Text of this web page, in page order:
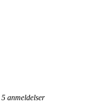
5 anmeldelser